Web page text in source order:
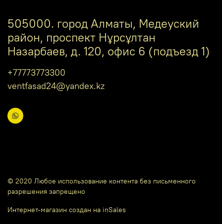
505000. город Алматы, Медеуский
район, проспект Нұрсұлтан
Назарбаев, д. 120, офис 6 (подъезд 1)
+77773773300
ventfasad24@yandex.kz
© 2020 Любое использование контента без письменного
разрешения запрещено
Интернет-магазин создан на inSales